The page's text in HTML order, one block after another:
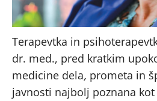
Terapevtka in
dr. med., pred kratkim
medicine dela, prometa in
javnosti najbolj poznana